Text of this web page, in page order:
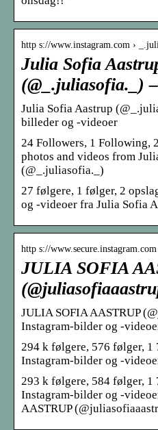
http s://www.instagram.com ›
Julia Sofia
(@_.juliasofia._)
Julia Sofia Aastrup
billeder og -videoer
24 Followers, 1 Following,
photos and videos from
(@_.juliasofia._)
27 følgere, 1 følger, 2
og -videoer fra Julia Sofia
http s://
JULIA SOFIA
JULIA SOFIA AASTRUP
Instagram-bilder og -
294 k følgere, 576 følger, 1
Instagram-bilder og -
293 k følgere, 584 følger, 1
Instagram-bilder og -
AASTRUP